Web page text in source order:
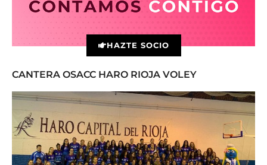
HAZTE SOCIO
CANTERA OSACC HARO RIOJA VOLEY